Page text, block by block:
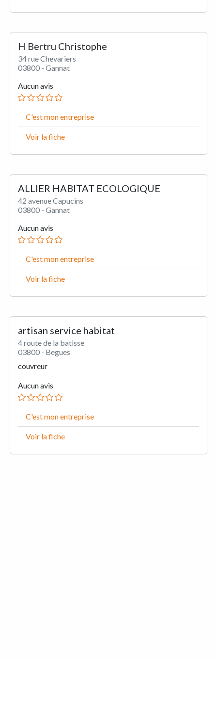
H Bertru Christophe
34 rue Chevariers
03800 - Gannat
Aucun avis
C'est mon entreprise
Voir la fiche
ALLIER HABITAT ECOLOGIQUE
42 avenue Capucins
03800 - Gannat
Aucun avis
C'est mon entreprise
Voir la fiche
artisan service habitat
4 route de la batisse
03800 - Begues
couvreur
Aucun avis
C'est mon entreprise
Voir la fiche